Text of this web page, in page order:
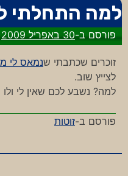
למה התחלתי
פורסם ב-30 באפריל 2009
זוכרים שכתבתי שנמאס לי
לצייץ שוב.
למה? נשבע לכם שאין לי
פורסם ב-זוטות